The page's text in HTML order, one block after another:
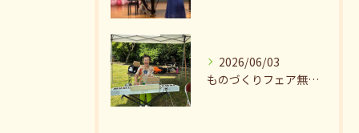
2026/06/03
ものづくりフェア無事終了♪ありがとうございました。